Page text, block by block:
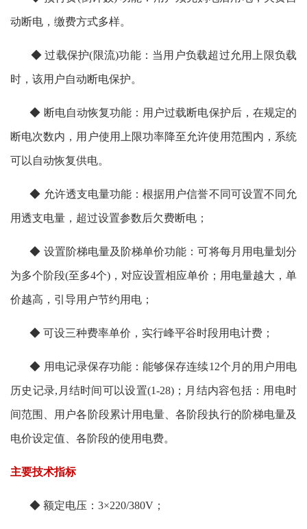
动断电，缴费方式多样。
◆ 过载保护(限流)功能：当用户负载超过允用上限负载
时，该用户自动断电保护。
◆ 断电自动恢复功能：用户过载断电保护后，在规定的
断电次数内，用户使用上限功率降至允许使用范围内，系统
可以自动恢复供电。
◆ 允许透支电量功能：根据用户信誉不同可设置不同允
用透支电量，超过设置参数后欠费断电；
◆ 设置阶梯电量及阶梯单价功能：可将每月用电量划分
为多个阶段(至多4个)，对应设置相应单价；用电量越大，单
价越高，引导用户节约用电；
◆ 可设三种费率单价，实行峰平谷时段用电计费；
◆ 用电记录保存功能：能够保存连续12个月的用户用电
历史记录,月结时间可以设置(1-28)；月结内容包括：用电时
间范围、用户各阶段累计用电量、各阶段执行的阶梯电量及
电价设定值、各阶段的使用电费。
主要技术指标
◆ 额定电压：3×220/380V；